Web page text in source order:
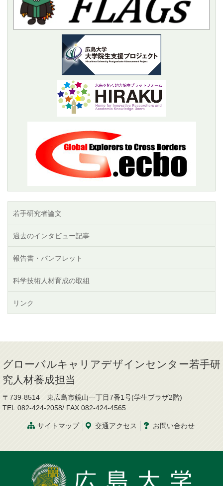
若手研究者論文
過去のインタビュー記事
報告書・パンフレット
科学技術人材育成の取組
リンク
グローバルキャリアデザインセンター若手研
究人材養成担当
〒739-8514 東広島市鏡山一丁目7番1号(学生プラザ2階)
TEL:082-424-2058/ FAX:082-424-4565
サイトマップ 交通アクセス お問い合わせ